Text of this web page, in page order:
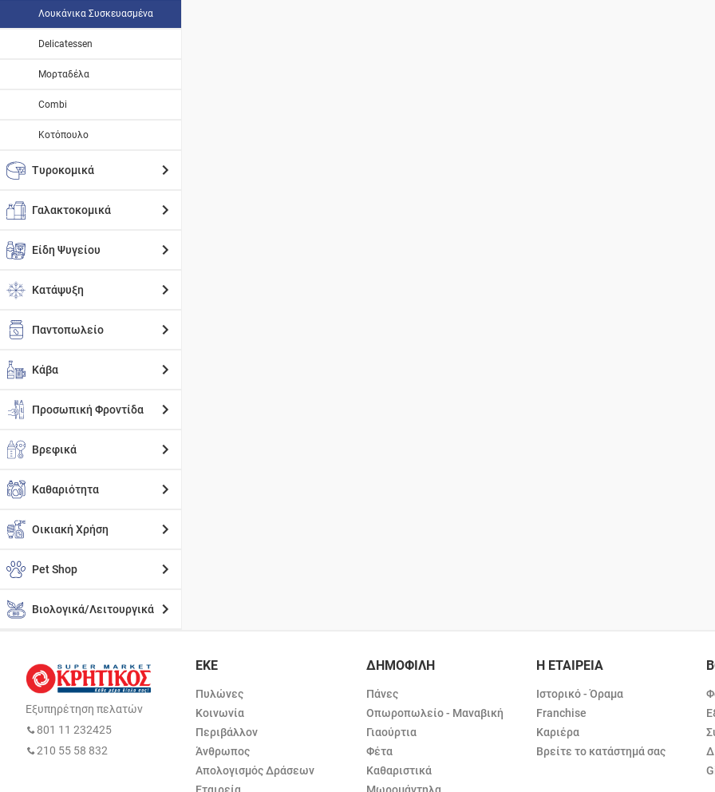
Λουκάνικα Συσκευασμένα
Delicatessen
Μορταδέλα
Combi
Κοτόπουλο
Τυροκομικά
Γαλακτοκομικά
Είδη Ψυγείου
Κατάψυξη
Παντοπωλείο
Κάβα
Προσωπική Φροντίδα
Βρεφικά
Καθαριότητα
Οικιακή Χρήση
Pet Shop
Βιολογικά/Λειτουργικά
Εξυπηρέτηση πελατών
801 11 232425
210 55 58 832
ΕΚΕ
Πυλώνες
Κοινωνία
Περιβάλλον
Άνθρωπος
Απολογισμός Δράσεων
ΔΗΜΟΦΙΛΗ
Πάνες
Οπωροπωλείο - Μαναβική
Γιαούρτια
Φέτα
Καθαριστικά
Η ΕΤΑΙΡΕΙΑ
Ιστορικό - Όραμα
Franchise
Καριέρα
Βρείτε το κατάστημά σας